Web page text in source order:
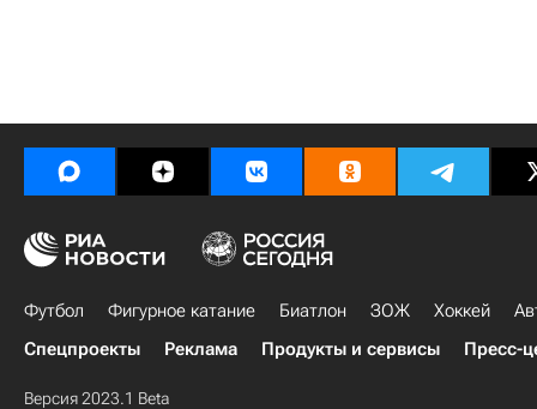
Футбол Фигурное катание Биатлон ЗОЖ Хоккей
Спецпроекты
Реклама Продукты и сервисы Пресс-
Версия 2023.1 Beta